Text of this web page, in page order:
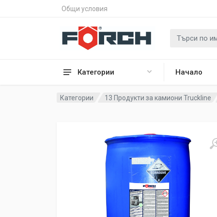
Общи условия
Категории Начало
Категории 13 Продукти за камиони Truckline